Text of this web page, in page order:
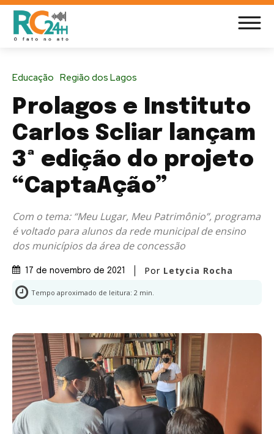
Educação Região dos Lagos
Prolagos e Instituto
Carlos Scliar lançam
3ª edição do projeto
“CaptaAção”
Com o tema: “Meu Lugar, Meu Patrimônio”, programa
é voltado para alunos da rede municipal de ensino
dos municípios da área de concessão
17 de novembro de 2021 Por Letycia Rocha
Tempo aproximado de leitura: 2 min.